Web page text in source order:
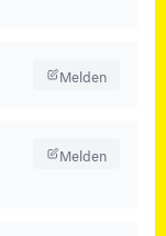
Melden
Melden